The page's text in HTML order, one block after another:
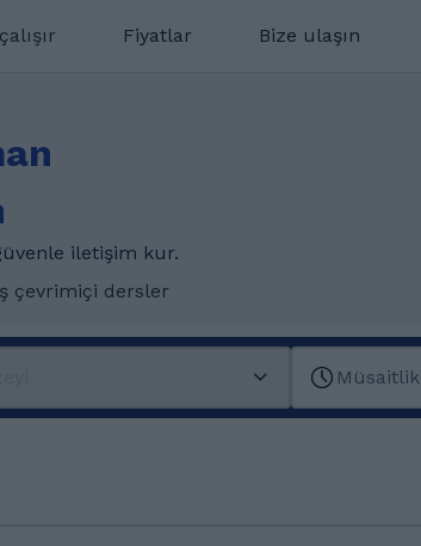
Fiyatlar Bize ulaşın
iletişim kur.
çevrimiçi dersler
Müsaitlik